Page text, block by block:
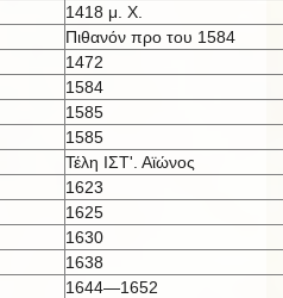
1418 μ. X.
Πιθανόν προ του 1584
1472
1584
1585
1585
Τέλη ΙΣΤ'. Αϊώνος
1623
1625
1630
1638
1644—1652